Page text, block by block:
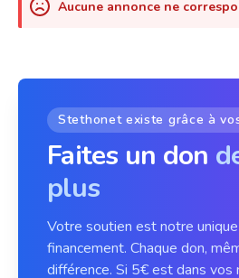
Aucune annonce ne
Stethonet existe grâce à
Faites un don
plus
Votre soutien est notre
financement. Chaque don,
différence. Si 5€ est dans vos